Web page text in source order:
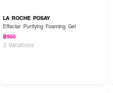
LA ROCHE POSAY
Effaclar Purifying Foaming Gel
฿950
3 Variations